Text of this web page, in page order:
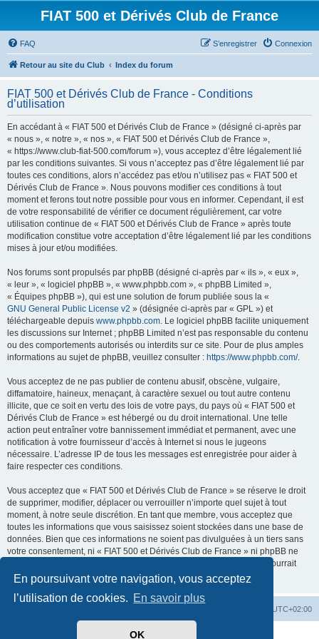
En poursuivant votre navigation, vous acceptez
l’utilisation de cookies. En savoir plus
OK
FIAT 500 et Dérivés Club de France
FAQ Connexion
S’enregistrer
Retour au site du Club Index du forum
FIAT 500 et Dérivés Club de France - Conditions
d’utilisation
En accédant à « FIAT 500 et Dérivés Club de France » (désigné ci-après par
« nous », « notre », « nos », « FIAT 500 et Dérivés Club de France »,
« https://www.club-fiat-500.com/forum »), vous acceptez d’être légalement lié
par les conditions suivantes. Si vous n’acceptez pas d’être légalement lié par
toutes ces conditions, alors n’accédez pas et/ou n’utilisez pas « FIAT 500 et
Dérivés Club de France ». Nous pouvons modifier ces conditions à tout
moment et ferons tout notre possible pour vous en informer. Cependant, il est
de votre responsabilité de vérifier ce document régulièrement, car votre
utilisation continue de « FIAT 500 et Dérivés Club de France » après toute
modification constitue votre acceptation d’être légalement lié par les conditions
mises à jour et/ou modifiées.
Nos forums sont propulsés par phpBB (désigné ci-après par « ils », « eux »,
« leur », « logiciel phpBB », « www.phpbb.com », « phpBB Limited »,
« Équipes phpBB »), qui est une solution de forum publiée sous la «
GNU General Public License v2 » (désignée ci-après par « GPL ») et
téléchargeable depuis www.phpbb.com. Le logiciel phpBB facilite uniquement
les discussions sur Internet ; phpBB Limited n’est pas responsable du contenu
ou des comportements autorisés ou interdits sur ce site. Pour de plus amples
informations au sujet de phpBB, veuillez consulter : https://www.phpbb.com/.
Vous acceptez de ne pas publier de contenu abusif, obscène, vulgaire,
diffamatoire, haineux, menaçant, à caractère sexuel ou tout autre contenu
illicite, que ce soit en vertu des lois de votre pays, du pays où « FIAT 500 et
Dérivés Club de France » est hébergé ou du droit international. Une telle
action peut entraîner votre bannissement immédiat et permanent, avec une
notification à votre fournisseur d’accès à Internet si nous le jugeons
nécessaire. L’adresse IP de tous les messages est enregistrée pour aider à
faire respecter ces conditions.
Vous acceptez que « FIAT 500 et Dérivés Club de France » se réserve le droit
de supprimer, modifier, déplacer ou verrouiller n’importe quel sujet à tout
moment, à notre seule discrétion. En tant que membre, vous acceptez que
toutes les informations que vous saisissez soient stockées dans une base de
données. Bien que ces informations ne soient pas divulguées à un tiers sans
votre consentement, ni « FIAT 500 et Dérivés Club de France » ni phpBB ne
pourront être tenus responsables de toute tentative de piratage qui pourrait
conduire à la compromission des données.
UTC+02:00
phpBB ® Forum Software © phpBB Limited